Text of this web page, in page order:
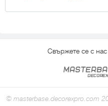
Свържете се с нас
© masterbase.decorexpro.com